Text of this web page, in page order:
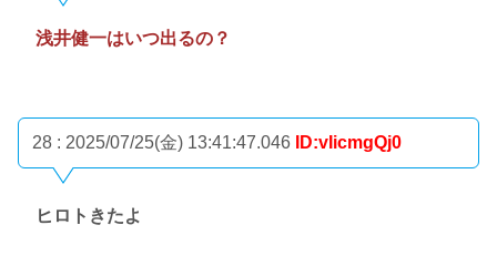
浅井健一はいつ出るの？
28 : 2025/07/25(金) 13:41:47.046 ID:vIicmgQj0
ヒロトきたよ